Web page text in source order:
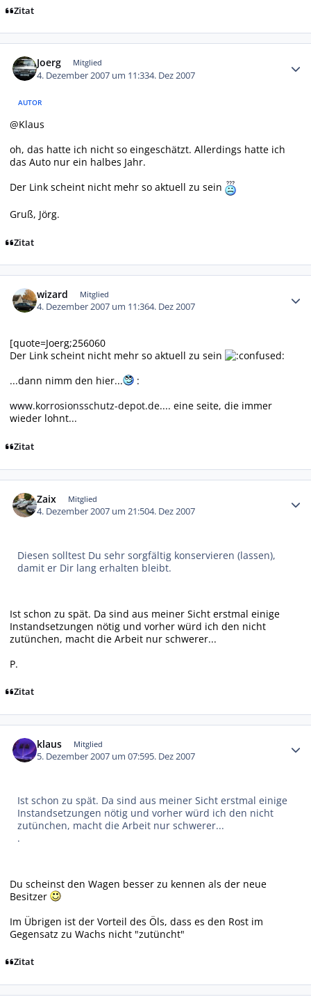
Zitat
Joerg Mitglied
4. Dezember 2007 um 11:334. Dez 2007
AUTOR
@Klaus
oh, das hatte ich nicht so eingeschätzt. Allerdings hatte ich
das Auto nur ein halbes Jahr.
Der Link scheint nicht mehr so aktuell zu sein
Gruß, Jörg.
Zitat
wizard Mitglied
4. Dezember 2007 um 11:364. Dez 2007
[quote=Joerg;256060
Der Link scheint nicht mehr so aktuell zu sein
...dann nimm den hier...
:
www.korrosionsschutz-depot.de.... eine seite, die immer
wieder lohnt...
Zitat
Zaix Mitglied
4. Dezember 2007 um 21:504. Dez 2007
Diesen solltest Du sehr sorgfältig konservieren (lassen),
damit er Dir lang erhalten bleibt.
Ist schon zu spät. Da sind aus meiner Sicht erstmal einige
Instandsetzungen nötig und vorher würd ich den nicht
zutünchen, macht die Arbeit nur schwerer...
P.
Zitat
klaus Mitglied
5. Dezember 2007 um 07:595. Dez 2007
Ist schon zu spät. Da sind aus meiner Sicht erstmal einige
Instandsetzungen nötig und vorher würd ich den nicht
zutünchen, macht die Arbeit nur schwerer...
.
Du scheinst den Wagen besser zu kennen als der neue
Besitzer
Im Übrigen ist der Vorteil des Öls, dass es den Rost im
Gegensatz zu Wachs nicht "zutüncht"
Zitat